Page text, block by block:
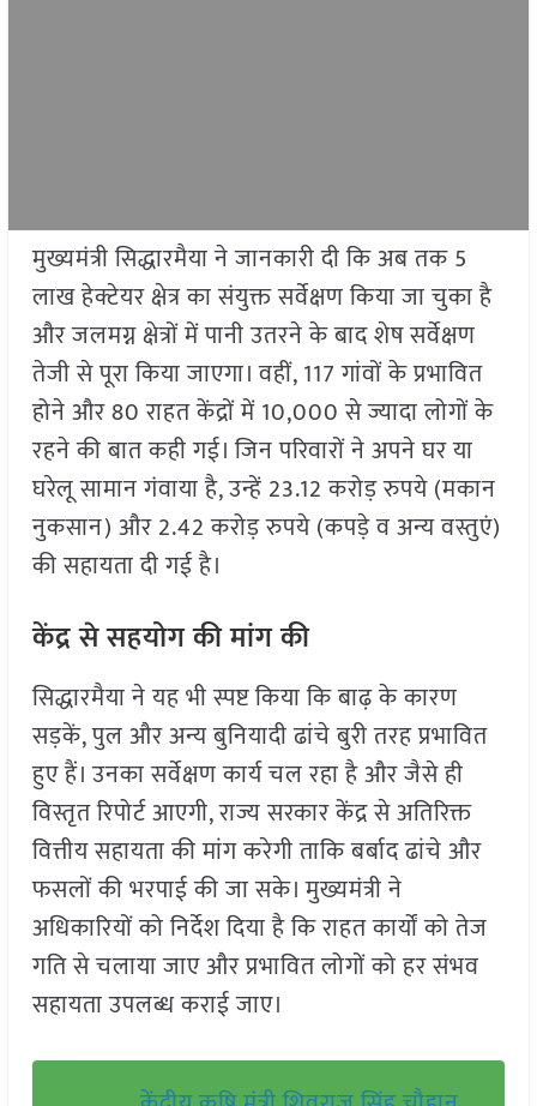
मुख्यमंत्री सिद्धारमैया ने जानकारी दी कि अब तक 5
लाख हेक्टेयर क्षेत्र का संयुक्त सर्वेक्षण किया जा चुका है
और जलमग्न क्षेत्रों में पानी उतरने के बाद शेष सर्वेक्षण
तेजी से पूरा किया जाएगा। वहीं, 117 गांवों के प्रभावित
होने और 80 राहत केंद्रों में 10,000 से ज्यादा लोगों के
रहने की बात कही गई। जिन परिवारों ने अपने घर या
घरेलू सामान गंवाया है, उन्हें 23.12 करोड़ रुपये (मकान
नुकसान) और 2.42 करोड़ रुपये (कपड़े व अन्य वस्तुएं)
की सहायता दी गई है।
केंद्र से सहयोग की मांग की
सिद्धारमैया ने यह भी स्पष्ट किया कि बाढ़ के कारण
सड़कें, पुल और अन्य बुनियादी ढांचे बुरी तरह प्रभावित
हुए हैं। उनका सर्वेक्षण कार्य चल रहा है और जैसे ही
विस्तृत रिपोर्ट आएगी, राज्य सरकार केंद्र से अतिरिक्त
वित्तीय सहायता की मांग करेगी ताकि बर्बाद ढांचे और
फसलों की भरपाई की जा सके। मुख्यमंत्री ने
अधिकारियों को निर्देश दिया है कि राहत कार्यों को तेज
गति से चलाया जाए और प्रभावित लोगों को हर संभव
सहायता उपलब्ध कराई जाए।